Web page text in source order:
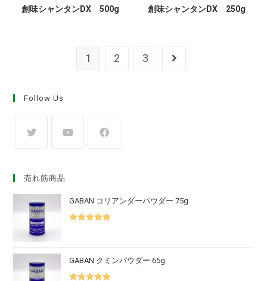
創味シャンタンDX 500g 創味シャンタンDX 250g
1 2 3
Follow Us
売れ筋商品
GABAN コリアンダーパウダー 75g
GABAN クミンパウダー 65g